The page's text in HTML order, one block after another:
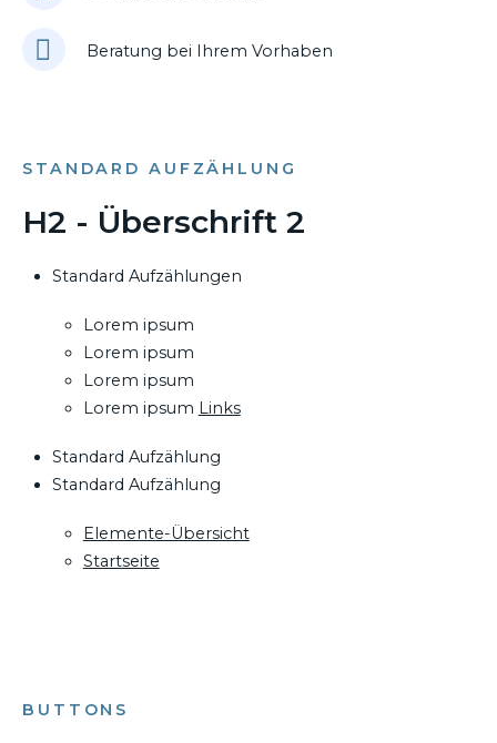
Beratung bei Ihrem Vorhaben
STANDARD AUFZÄHLUNG
H2 - Überschrift 2
Standard Aufzählungen
Lorem ipsum
Lorem ipsum
Lorem ipsum
Lorem ipsum Links
Standard Aufzählung
Standard Aufzählung
Elemente-Übersicht
Startseite
BUTTONS